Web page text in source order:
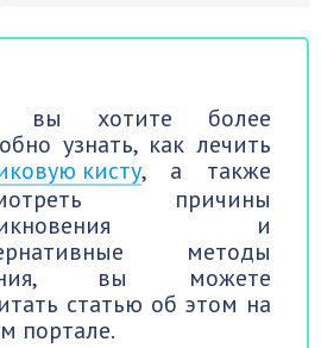
вы хотите более
узнать, как лечить
кисту, а также
причины
и
методы
вы можете
статью об этом на
портале.